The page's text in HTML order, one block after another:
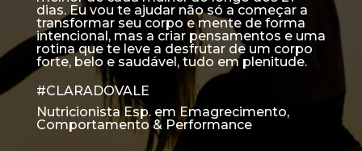
dias. Eu vou te ajudar não só a começar a
transformar seu corpo e mente de forma
intencional, mas a criar pensamentos e uma
rotina que te leve a desfrutar de um corpo
forte, belo e saudável, tudo em plenitude.
#CLARADOVALE
Nutricionista Esp. em Emagrecimento,
Comportamento & Performance